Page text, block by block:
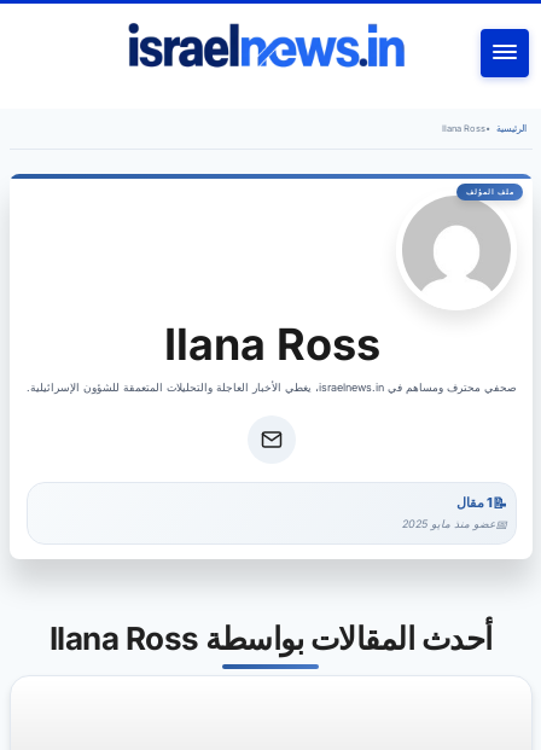
الرئيسية •
Ilana Ross
Ilana Ross
صحفي محترف ومساهم في israelnews.in، يغطي الأخبار العاجلة والتحليلات المتعمقة للشؤون الإسرائيلية.
1 مقال
عضو منذ مايو 2025
أحدث المقالات بواسطة Ilana Ross